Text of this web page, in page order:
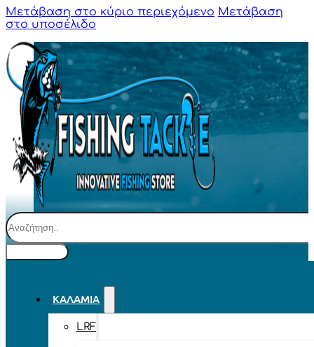
Μετάβαση στο κύριο περιεχόμενο Μετάβαση
στο υποσέλιδο
Αναζήτηση
ΚΑΛΆΜΙΑ
LRF